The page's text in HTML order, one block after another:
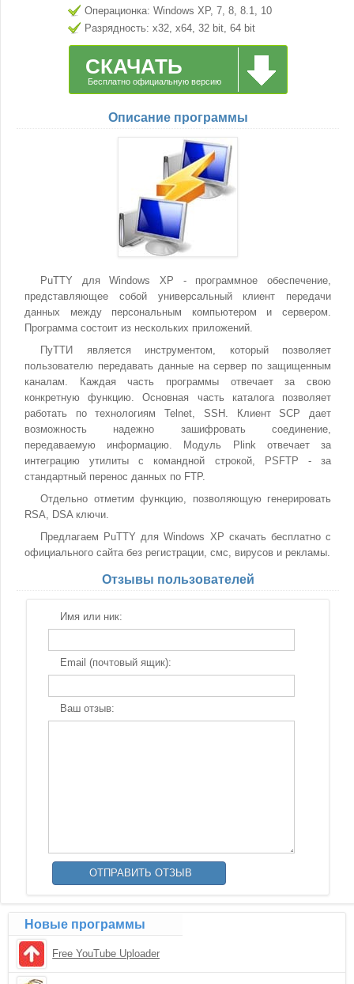
Операционка: Windows XP, 7, 8, 8.1, 10
Разрядность: x32, x64, 32 bit, 64 bit
СКАЧАТЬ
Бесплатно официальную версию
Описание программы
PuTTY для Windows XP - программное обеспечение,
представляющее собой универсальный клиент передачи
данных между персональным компьютером и сервером.
Программа состоит из нескольких приложений.
ПуТТИ является инструментом, который позволяет
пользователю передавать данные на сервер по защищенным
каналам. Каждая часть программы отвечает за свою
конкретную функцию. Основная часть каталога позволяет
работать по технологиям Telnet, SSH. Клиент SCP дает
возможность надежно зашифровать соединение,
передаваемую информацию. Модуль Plink отвечает за
интеграцию утилиты с командной строкой, PSFTP - за
стандартный перенос данных по FTP.
Отдельно отметим функцию, позволяющую генерировать
RSA, DSA ключи.
Предлагаем PuTTY для Windows XP скачать бесплатно с
официального сайта без регистрации, смс, вирусов и рекламы.
Отзывы пользователей
Имя или ник:
Email (почтовый ящик):
Ваш отзыв:
Новые программы
Free YouTube Uploader